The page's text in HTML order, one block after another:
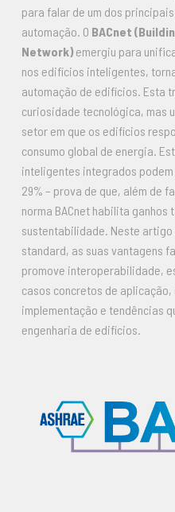
para falar de um dos
automação. O BACnet
Network)emergiu para
nos edifícios inteligentes,
automação de edifícios. Esta
curiosidade tecnológica, mas
setor em que os edifícios
consumo global de energia.
inteligentes integrados
29% – prova de que, além de
norma BACnet habilita
sustentabilidade. Neste
standard, as suas vantagens
promove interoperabilidade,
casos concretos de
implementação e tendências
engenharia de edifícios.